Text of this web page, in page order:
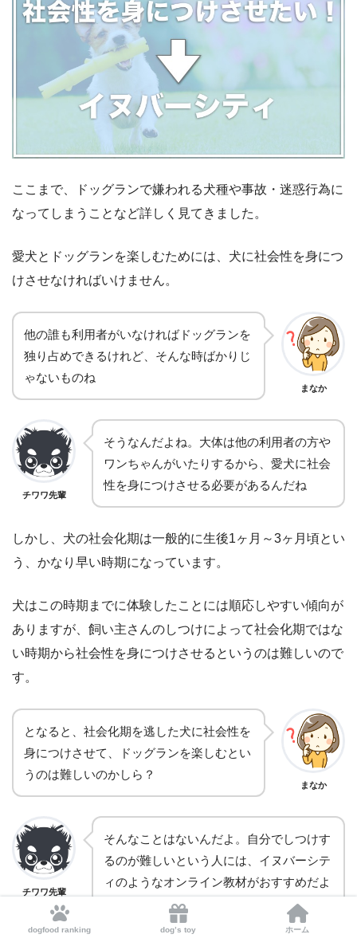
ここまで、ドッグランで嫌われる犬種や事故・迷惑行為に
なってしまうことなど詳しく見てきました。
愛犬とドッグランを楽しむためには、犬に社会性を身につ
けさせなければいけません。
他の誰も利用者がいなければドッグランを
独り占めできるけれど、そんな時ばかりじ
ゃないものね
まなか
チワワ先輩
そうなんだよね。大体は他の利用者の方や
ワンちゃんがいたりするから、愛犬に社会
性を身につけさせる必要があるんだね
しかし、犬の社会化期は一般的に生後1ヶ月～3ヶ月頃とい
う、かなり早い時期になっています。
犬はこの時期までに体験したことには順応しやすい傾向が
ありますが、飼い主さんのしつけによって社会化期ではな
い時期から社会性を身につけさせるというのは難しいので
す。
となると、社会化期を逃した犬に社会性を
身につけさせて、ドッグランを楽しむとい
うのは難しいのかしら？
まなか
チワワ先輩
そんなことはないんだよ。自分でしつけす
るのが難しいという人には、イヌバーシテ
ィのようなオンライン教材がおすすめだよ
dogfood ranking dog’s toy ホーム